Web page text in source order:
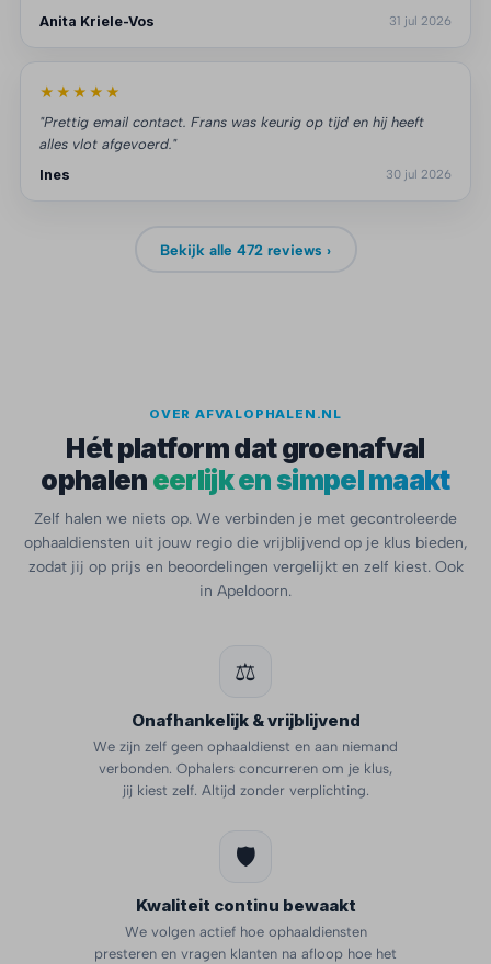
Anita Kriele-Vos
31 jul 2026
★★★★★
"Prettig email contact. Frans was keurig op tijd en hij heeft
alles vlot afgevoerd."
Ines
30 jul 2026
Bekijk alle 472 reviews ›
OVER AFVALOPHALEN.NL
Hét platform dat groenafval
ophalen eerlijk en simpel maakt
Zelf halen we niets op. We verbinden je met gecontroleerde
ophaaldiensten uit jouw regio die vrijblijvend op je klus bieden,
zodat jij op prijs en beoordelingen vergelijkt en zelf kiest. Ook
in Apeldoorn.
⚖️
Onafhankelijk & vrijblijvend
We zijn zelf geen ophaaldienst en aan niemand
verbonden. Ophalers concurreren om je klus,
jij kiest zelf. Altijd zonder verplichting.
🛡️
Kwaliteit continu bewaakt
We volgen actief hoe ophaaldiensten
presteren en vragen klanten na afloop hoe het